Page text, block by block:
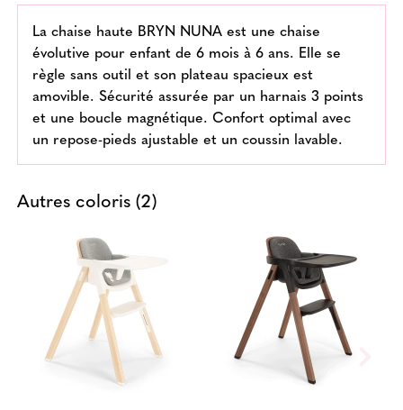
La chaise haute BRYN NUNA est une chaise
évolutive pour enfant de 6 mois à 6 ans. Elle se
règle sans outil et son plateau spacieux est
amovible. Sécurité assurée par un harnais 3 points
et une boucle magnétique. Confort optimal avec
un repose-pieds ajustable et un coussin lavable.
Autres coloris (2)